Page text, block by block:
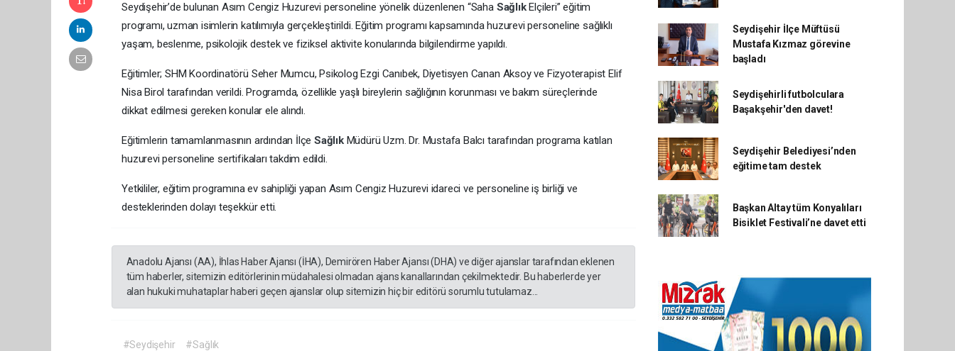
Seydişehir’de bulunan Asım Cengiz Huzurevi personeline yönelik düzenlenen “Saha SağlıkElçileri” eğitim
programı, uzman isimlerin katılımıyla gerçekleştirildi. Eğitim programı kapsamında huzurevi personeline sağlıklı
yaşam, beslenme, psikolojik destek ve fiziksel aktivite konularında bilgilendirme yapıldı.
Eğitimler; SHM Koordinatörü Seher Mumcu, Psikolog Ezgi Canıbek, Diyetisyen Canan Aksoy ve Fizyoterapist Elif
Nisa Birol tarafından verildi. Programda, özellikle yaşlı bireylerin sağlığının korunması ve bakım süreçlerinde
dikkat edilmesi gereken konular ele alındı.
Eğitimlerin tamamlanmasının ardından İlçeSağlık Müdürü Uzm. Dr. Mustafa Balcı tarafından programa katılan
huzurevi personeline sertifikaları takdim edildi.
Yetkililer, eğitim programına ev sahipliği yapan Asım Cengiz Huzurevi idareci ve personeline iş birliği ve
desteklerinden dolayı teşekkür etti.
Anadolu Ajansı (AA), İhlas Haber Ajansı (İHA), Demirören Haber Ajansı (DHA) ve diğer ajanslar tarafından eklenen
tüm haberler, sitemizin editörlerinin müdahalesi olmadan ajans kanallarından çekilmektedir. Bu haberlerde yer
alan hukuki muhataplar haberi geçen ajanslar olup sitemizin hiç bir editörü sorumlu tutulamaz...
#Seydişehir #Sağlık
Seydişehir İlçe Müftüsü
Mustafa Kızmaz görevine
başladı
Seydişehirli futbolculara
Başakşehir'den davet!
Seydişehir Belediyesi’nden
eğitime tam destek
Başkan Altay tüm Konyalıları
Bisiklet Festivali’ne davet etti